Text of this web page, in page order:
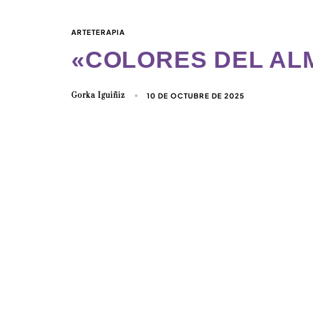
ARTETERAPIA
«COLORES DEL
Gorka Iguiñiz 10 DE OCTUBRE DE 2025